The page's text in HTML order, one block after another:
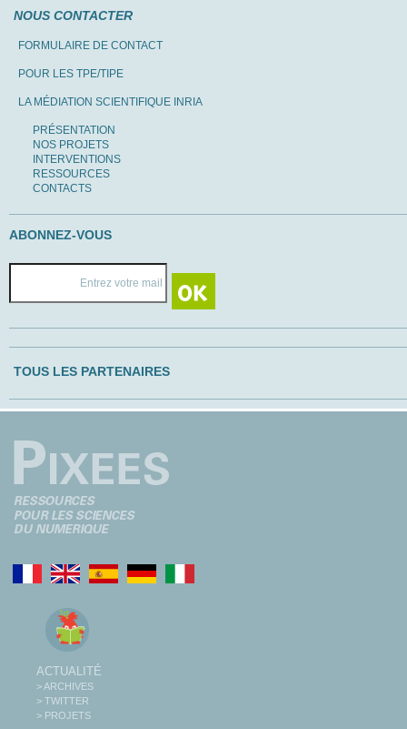
NOUS CONTACTER
FORMULAIRE DE CONTACT
POUR LES TPE/TIPE
LA MÉDIATION SCIENTIFIQUE INRIA
PRÉSENTATION
NOS PROJETS
INTERVENTIONS
RESSOURCES
CONTACTS
ABONNEZ-VOUS
TOUS LES PARTENAIRES
ACTUALITÉ
> ARCHIVES
> TWITTER
> PROJETS